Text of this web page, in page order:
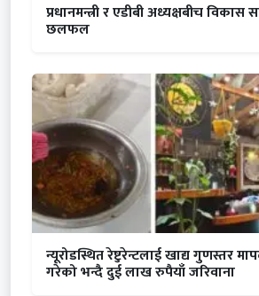
प्रधानमन्त्री र एडीबी अध्यक्षबीच विकास
छलफल
न्यूरोडस्थित रेष्टुरेन्टलाई खाद्य गुणस्तर
गरेको भन्दै दुई लाख रुपैयाँ जरिवाना